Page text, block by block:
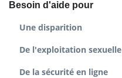
Besoin d'aide pour
Une disparition
De l'exploitation sexuelle
De la sécurité en ligne